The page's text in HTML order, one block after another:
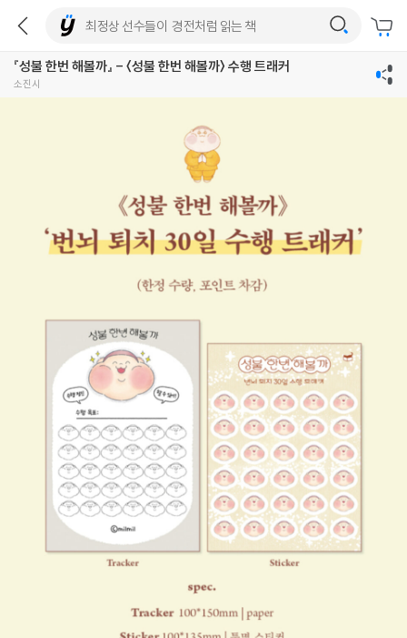
『성불 한번 해볼까』 - 〈성불 한번 해볼까〉 수행 트래커
소진시